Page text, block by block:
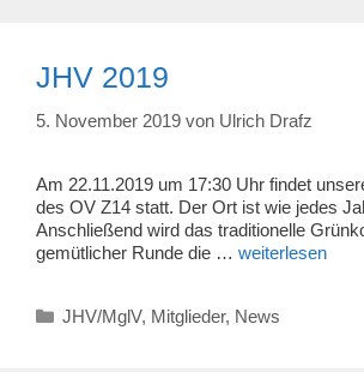
JHV 2019
5. November 2019 von Ulrich Drafz
Am 22.11.2019 um 17:30 Uhr findet
des OV Z14 statt. Der Ort ist wie jedes
Anschließend wird das traditionelle
gemütlicher Runde die … weiterlesen
Kategorien
JHV/MglV, Mitglieder, News